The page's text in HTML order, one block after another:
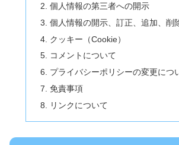
個人情報の第三者への開示
個人情報の開示、訂正、追加、削
クッキー（Cookie）
コメントについて
プライバシーポリシーの変更につ
免責事項
リンクについて